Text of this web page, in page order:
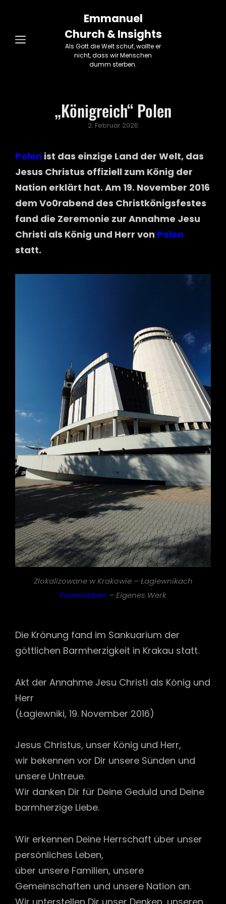
Emmanuel
Church & Insights
Als Gott die Welt schuf, wollte er
nicht, dass wir Menschen
dumm sterben.
„Königreich“ Polen
Posted
2. Februar 2026
Polen ist das einzige Land der Welt, das
Jesus Christus offiziell zum König der
Nation erklärt hat. Am 19. November 2016
dem Vo0rabend des Christkönigsfestes
fand die Zeremonie zur Annahme Jesu
Christi als König und Herr von Polen
statt.
Zlokalizowane w Krakowie – Łagiewnikach
Przemasban – Eigenes Werk
Die Krönung fand im Sankuarium der
göttlichen Barmherzigkeit in Krakau statt.
Akt der Annahme Jesu Christi als König und
Herr
(Łagiewniki, 19. November 2016)
Jesus Christus, unser König und Herr,
wir bekennen vor Dir unsere Sünden und
unsere Untreue.
Wir danken Dir für Deine Geduld und Deine
barmherzige Liebe.
Wir erkennen Deine Herrschaft über unser
persönliches Leben,
über unsere Familien, unsere
Gemeinschaften und unsere Nation an.